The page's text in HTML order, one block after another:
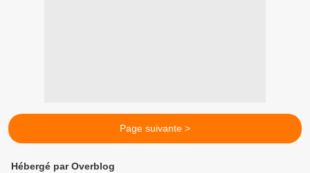
Page suivante >
Hébergé par Overblog